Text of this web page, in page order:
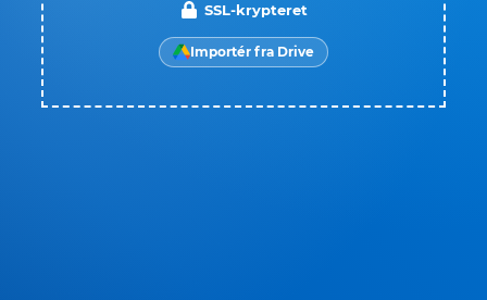
SSL-krypteret
Importér fra Drive